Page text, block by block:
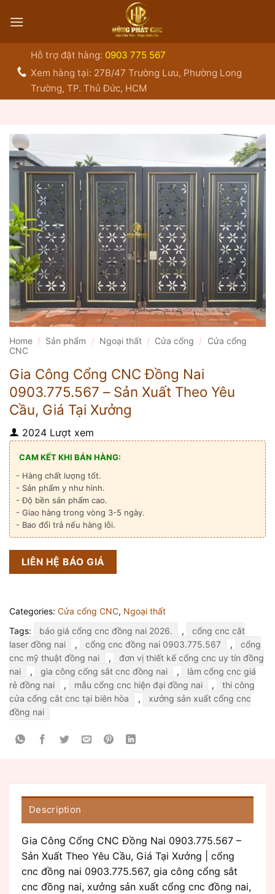
qua
Hỗ trợ đặt hàng: 0903 775 567
Xem hàng tại: 27B/47 Trường Lưu, Phường Long
Trường, TP. Thủ Đức, HCM
Home / Sản phẩm / Ngoại thất / Cửa cổng /
Cửa cổng
CNC
Gia Công Cổng CNC Đồng Nai
0903.775.567 – Sản Xuất Theo Yêu
Cầu, Giá Tại Xưởng
2024 Lượt xem
CAM KẾT KHI BÁN HÀNG:
- Hàng chất lượng tốt.
- Sản phẩm y như hình.
- Độ bền sản phẩm cao.
- Giao hàng trong vòng 3-5 ngày.
- Bao đổi trả nếu hàng lỗi.
LIÊN HỆ BÁO GIÁ
Categories: Cửa cổng CNC, Ngoại thất
Tags:
báo giá cổng cnc đồng nai 2026. ,
cổng cnc cắt
laser đồng nai
, cổng cnc đồng nai 0903.775.567 ,
cổng
cnc mỹ thuật đồng nai
,
đơn vị thiết kế cổng cnc uy tín đồng
nai
, gia công cổng sắt cnc đồng nai ,
làm cổng cnc giá
rẻ đồng nai
, mẫu cổng cnc hiện đại đồng nai ,
thi công
cửa cổng cắt cnc tại biên hòa
,
xưởng sản xuất cổng cnc
đồng nai
Description
Gia Công Cổng CNC Đồng Nai 0903.775.567 –
Sản Xuất Theo Yêu Cầu, Giá Tại Xưởng | cổng
cnc đồng nai 0903.775.567, gia công cổng sắt
cnc đồng nai, xưởng sản xuất cổng cnc đồng nai,